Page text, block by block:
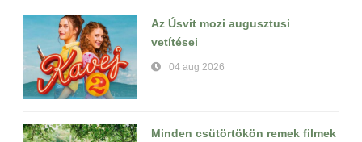
Az Úsvit mozi augusztusi
vetítései
04 aug 2026
Minden csütörtökön remek filmek